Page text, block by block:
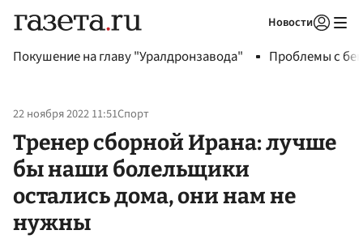
Новости
Покушение на главу "Уралдронзавода" Проблемы с
22 ноября 2022 11:51Спорт
Тренер сборной Ирана: лучше
бы наши болельщики
остались дома, они нам не
нужны